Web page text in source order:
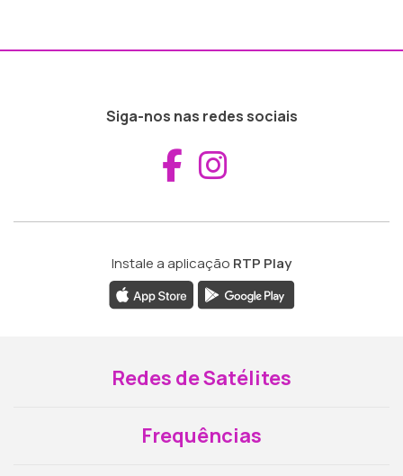
Siga-nos nas redes sociais
Aceder ao
Instale a aplicação RTP Play
Redes de Satélites
Frequências